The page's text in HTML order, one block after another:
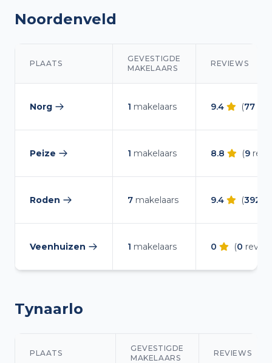
Noordenveld
PLAATS
GEVESTIGDE
MAKELAARS
REVIEWS
Norg
— makelaars vergelijken
1 makelaars 9.4 (77
Peize
— makelaars vergelijken
1 makelaars 8.8 (9
Roden
— makelaars vergelijken
7 makelaars 9.4 (392
Veenhuizen
— makelaars vergelijken
1 makelaars 0 (0
Tynaarlo
PLAATS
GEVESTIGDE
MAKELAARS
REVIEWS